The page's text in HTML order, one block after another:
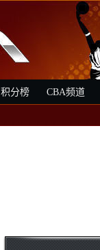
积分榜 CBA频道